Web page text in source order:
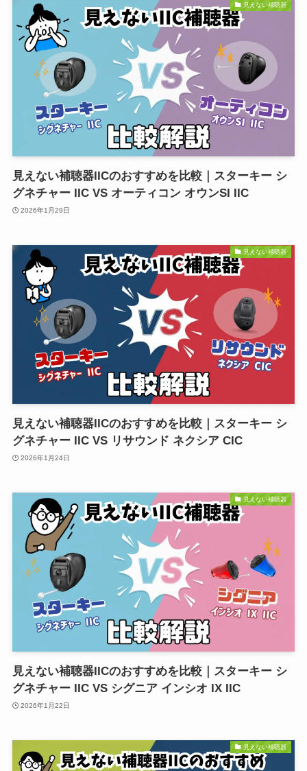
見えない補聴器
見えない補聴器IICのおすすめを比較｜スターキー シ
グネチャー IIC VS オーティコン オウンSI IIC
2026年1月29日
見えない補聴器
見えない補聴器IICのおすすめを比較｜スターキー シ
グネチャー IIC VS リサウンド ネクシア CIC
2026年1月24日
見えない補聴器
見えない補聴器IICのおすすめを比較｜スターキー シ
グネチャー IIC VS シグニア インシオ IX IIC
2026年1月22日
見えない補聴器